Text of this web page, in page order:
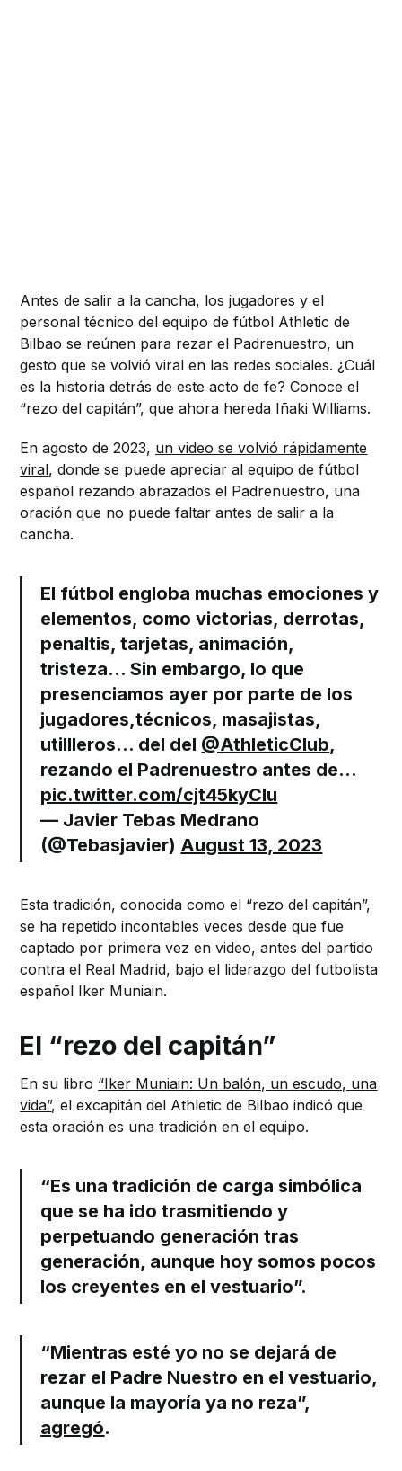
Antes de salir a la cancha, los jugadores y el
personal técnico del equipo de fútbol Athletic de
Bilbao se reúnen para rezar el Padrenuestro, un
gesto que se volvió viral en las redes sociales. ¿Cuál
es la historia detrás de este acto de fe? Conoce el
“rezo del capitán”, que ahora hereda Iñaki Williams.
En agosto de 2023, un video se volvió rápidamente
viral, donde se puede apreciar al equipo de fútbol
español rezando abrazados el Padrenuestro, una
oración que no puede faltar antes de salir a la
cancha.
El fútbol engloba muchas emociones y
elementos, como victorias, derrotas,
penaltis, tarjetas, animación,
tristeza... Sin embargo, lo que
presenciamos ayer por parte de los
jugadores,técnicos, masajistas,
utillleros... del del @AthleticClub,
rezando el Padrenuestro antes de…
pic.twitter.com/cjt45kyClu
— Javier Tebas Medrano
(@Tebasjavier) August 13, 2023
Esta tradición, conocida como el “rezo del capitán”,
se ha repetido incontables veces desde que fue
captado por primera vez en video, antes del partido
contra el Real Madrid, bajo el liderazgo del futbolista
español Iker Muniain.
El “rezo del capitán”
En su libro “Iker Muniain: Un balón, un escudo, una
vida”, el excapitán del Athletic de Bilbao indicó que
esta oración es una tradición en el equipo.
“Es una tradición de carga simbólica
que se ha ido trasmitiendo y
perpetuando generación tras
generación, aunque hoy somos pocos
los creyentes en el vestuario”.
“Mientras esté yo no se dejará de
rezar el Padre Nuestro en el vestuario,
aunque la mayoría ya no reza”,
agregó.